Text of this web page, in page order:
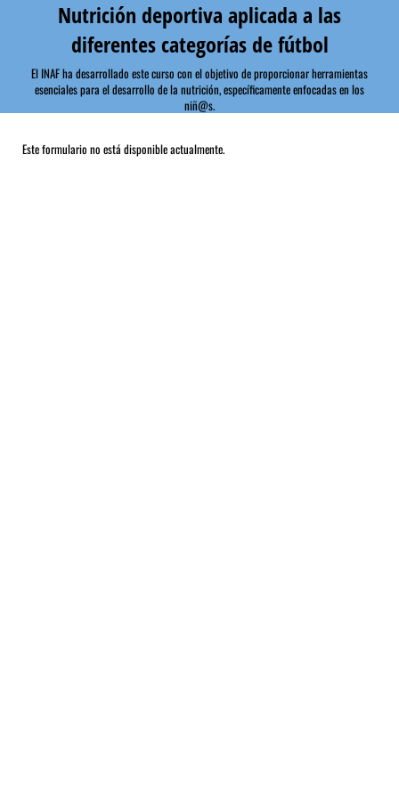
Nutrición deportiva aplicada a las
diferentes categorías de fútbol
El INAF ha desarrollado este curso con el objetivo de proporcionar herramientas
esenciales para el desarrollo de la nutrición, específicamente enfocadas en los
niñ@s.
Este formulario no está disponible actualmente.